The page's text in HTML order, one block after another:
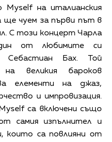
Myself на италианския
ще чуем за първи път в
С този концерт Чарла
от любимите си
Себастиан Бах. Той
на великия бароков
елементи на джаз,
и импровизация.
са включени също
самия изпълнител и
които са повлияни от